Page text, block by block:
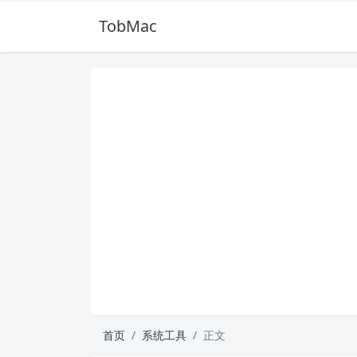
TobMac
首页 系统工具 正文